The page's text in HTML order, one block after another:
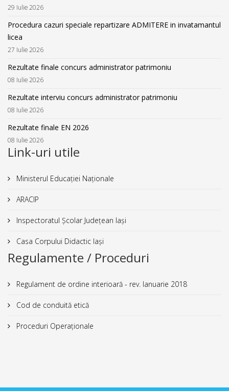
29 Iulie 2026
Procedura cazuri speciale repartizare ADMITERE in invatamantul
licea
27 Iulie 2026
Rezultate finale concurs administrator patrimoniu
08 Iulie 2026
Rezultate interviu concurs administrator patrimoniu
08 Iulie 2026
Rezultate finale EN 2026
08 Iulie 2026
Link-uri utile
Ministerul Educației Naționale
ARACIP
Inspectoratul Școlar Județean Iași
Casa Corpului Didactic Iași
Regulamente / Proceduri
Regulament de ordine interioară - rev. Ianuarie 2018
Cod de conduită etică
Proceduri Operaționale